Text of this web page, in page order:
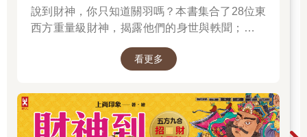
說到財神，你只知道關羽嗎？本書集合了28位東
西方重量級財神，揭露他們的身世與軼聞；也介
慧與正能量；從神話、文學、歷史到民間信仰，
看更多